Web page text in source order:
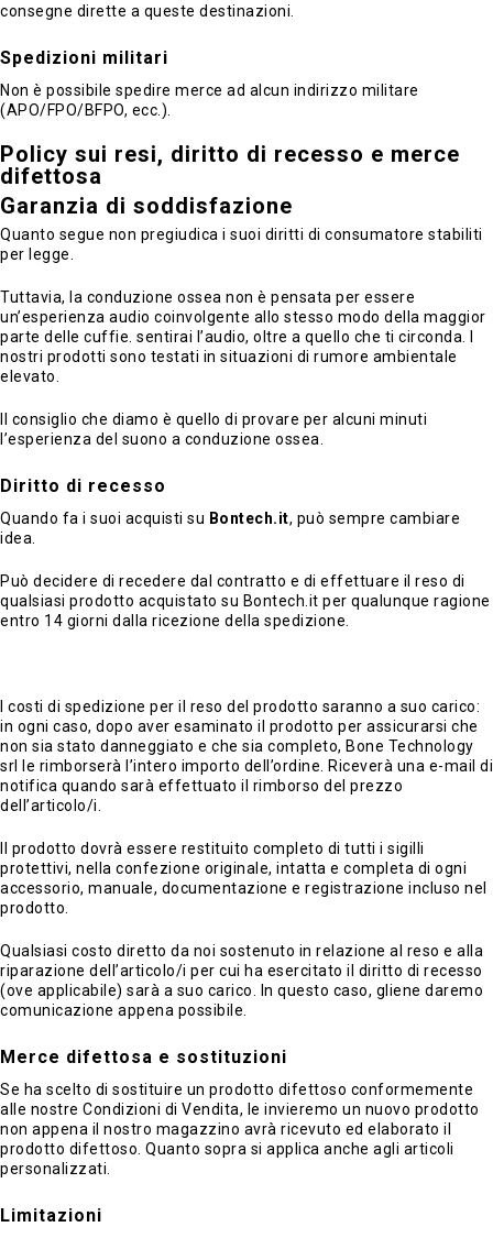
consegne dirette a queste destinazioni.
Spedizioni militari
Non è possibile spedire merce ad alcun indirizzo militare
(APO/FPO/BFPO, ecc.).
Policy sui resi, diritto di recesso e merce
difettosa
Garanzia di soddisfazione
Quanto segue non pregiudica i suoi diritti di consumatore stabiliti
per legge.
Tuttavia, la conduzione ossea non è pensata per essere
un’esperienza audio coinvolgente allo stesso modo della maggior
parte delle cuffie. sentirai l’audio, oltre a quello che ti circonda. I
nostri prodotti sono testati in situazioni di rumore ambientale
elevato.
Il consiglio che diamo è quello di provare per alcuni minuti
l’esperienza del suono a conduzione ossea.
Diritto di recesso
Quando fa i suoi acquisti su Bontech.it, può sempre cambiare
idea.
Può decidere di recedere dal contratto e di effettuare il reso di
qualsiasi prodotto acquistato su Bontech.it per qualunque ragione
entro 14 giorni dalla ricezione della spedizione.
I costi di spedizione per il reso del prodotto saranno a suo carico:
in ogni caso, dopo aver esaminato il prodotto per assicurarsi che
non sia stato danneggiato e che sia completo, Bone Technology
srl le rimborserà l’intero importo dell’ordine. Riceverà una e-mail di
notifica quando sarà effettuato il rimborso del prezzo
dell’articolo/i.
Il prodotto dovrà essere restituito completo di tutti i sigilli
protettivi, nella confezione originale, intatta e completa di ogni
accessorio, manuale, documentazione e registrazione incluso nel
prodotto.
Qualsiasi costo diretto da noi sostenuto in relazione al reso e alla
riparazione dell’articolo/i per cui ha esercitato il diritto di recesso
(ove applicabile) sarà a suo carico. In questo caso, gliene daremo
comunicazione appena possibile.
Merce difettosa e sostituzioni
Se ha scelto di sostituire un prodotto difettoso conformemente
alle nostre Condizioni di Vendita, le invieremo un nuovo prodotto
non appena il nostro magazzino avrà ricevuto ed elaborato il
prodotto difettoso. Quanto sopra si applica anche agli articoli
personalizzati.
Limitazioni